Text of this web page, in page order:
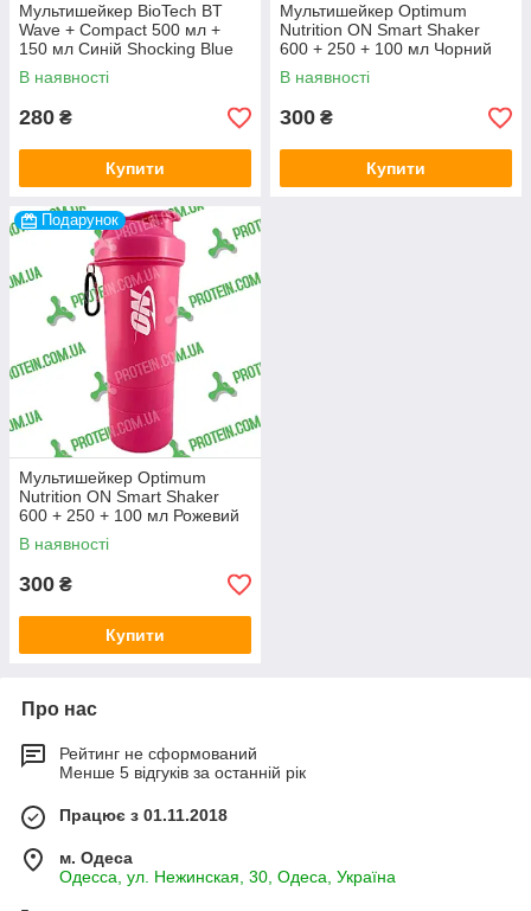
Мультишейкер BioTech BT
Wave + Compact 500 мл +
150 мл Синій Shocking Blue
В наявності
280 ₴
Купити
Мультишейкер Optimum
Nutrition ON Smart Shaker
600 + 250 + 100 мл Чорний
Black
В наявності
300 ₴
Купити
Подарунок
Мультишейкер Optimum
Nutrition ON Smart Shaker
600 + 250 + 100 мл Рожевий
Pink
В наявності
300 ₴
Купити
Про нас
Рейтинг не сформований
Менше 5 відгуків за останній рік
Працює з 01.11.2018
м. Одеса
Одесса, ул. Нежинская, 30, Одеса, Україна